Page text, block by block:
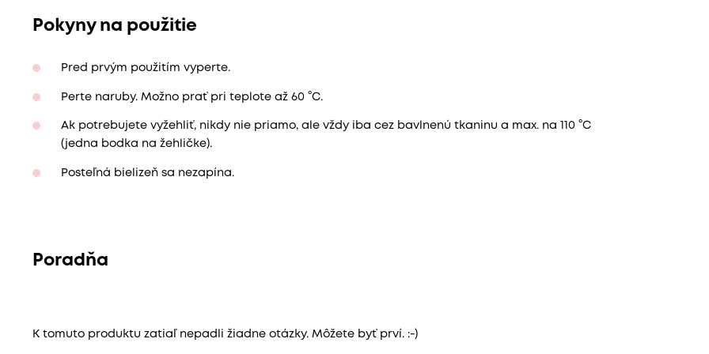
Pokyny na použitie
Pred prvým použitím vyperte.
Perte naruby. Možno prať pri teplote až 60 °C.
Ak potrebujete vyžehliť, nikdy nie priamo, ale vždy iba cez bavlnenú tkaninu a max. na 110 °C
(jedna bodka na žehličke).
Posteľná bielizeň sa nezapína.
Poradňa
K tomuto produktu zatiaľ nepadli žiadne otázky. Môžete byť prví. :-)